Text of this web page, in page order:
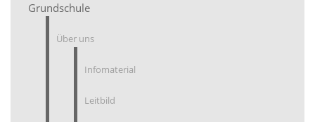
Grundschule
Über uns
Infomaterial
Leitbild